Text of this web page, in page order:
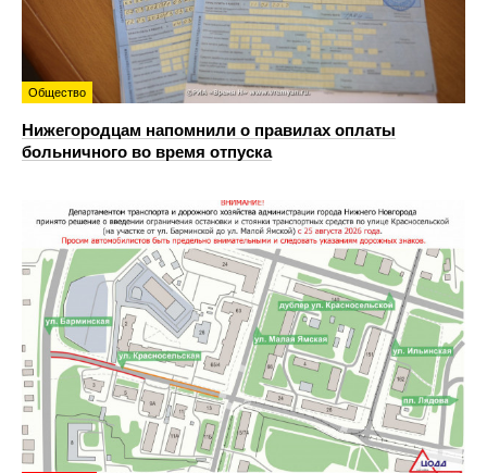
Общество
Нижегородцам напомнили о правилах оплаты
больничного во время отпуска